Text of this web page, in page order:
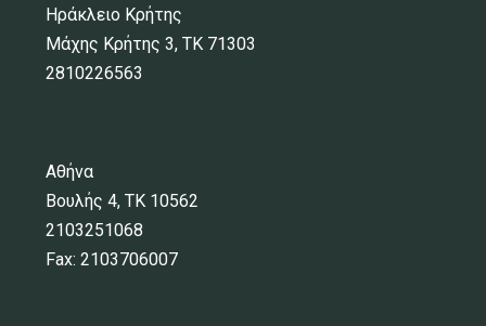
Ηράκλειο Κρήτης
Μάχης Κρήτης 3, ΤΚ 71303
2810226563
Αθήνα
Βουλής 4, ΤΚ 10562
2103251068
Fax: 2103706007